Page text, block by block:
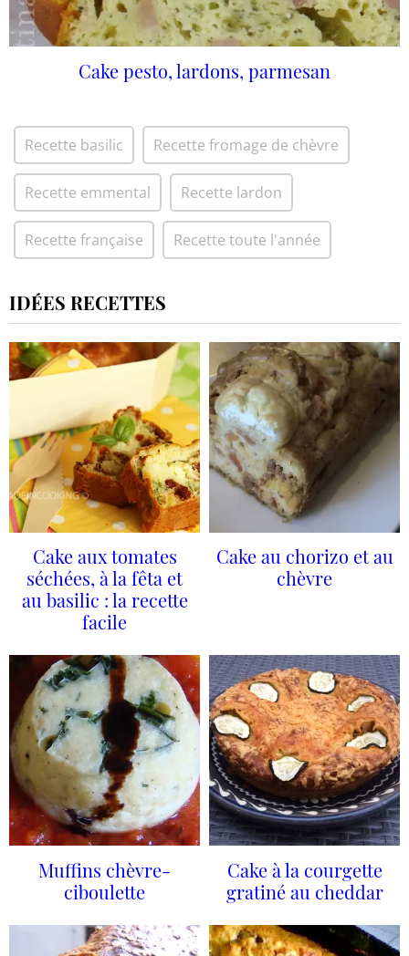
Cake pesto, lardons, parmesan
Recette basilic Recette fromage de chèvre
Recette emmental Recette lardon
Recette française Recette toute l'année
IDÉES RECETTES
Cake aux tomates
séchées, à la fêta et
au basilic : la recette
facile
Cake au chorizo et au
chèvre
Muffins chèvre-
ciboulette
Cake à la courgette
gratiné au cheddar